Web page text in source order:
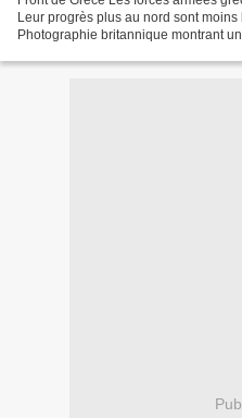
Leur progrès plus au nord sont moins
Photographie britannique montrant